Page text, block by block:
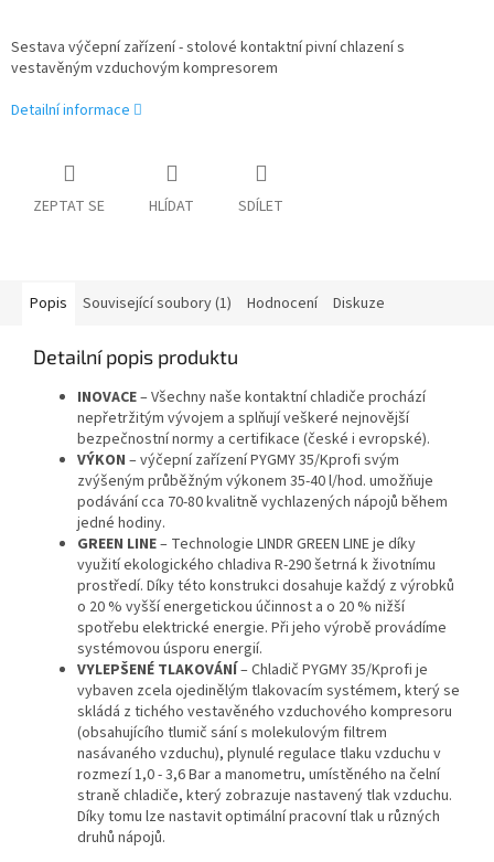
Sestava výčepní zařízení - stolové kontaktní pivní chlazení s
vestavěným vzduchovým kompresorem
Detailní informace
ZEPTAT SE HLÍDAT SDÍLET
Popis Související soubory (1) Hodnocení Diskuze
Detailní popis produktu
INOVACE– Všechny naše kontaktní chladiče prochází
nepřetržitým vývojem a splňují veškeré nejnovější
bezpečnostní normy a certifikace (české i evropské).
VÝKON – výčepní zařízení PYGMY 35/Kprofi svým
zvýšeným průběžným výkonem 35-40 l/hod. umožňuje
podávání cca 70-80 kvalitně vychlazených nápojů během
jedné hodiny.
GREEN LINE– Technologie LINDR GREEN LINE je díky
využití ekologického chladiva R-290 šetrná k životnímu
prostředí. Díky této konstrukci dosahuje každý z výrobků
o 20 % vyšší energetickou účinnost a o 20 % nižší
spotřebu elektrické energie. Při jeho výrobě provádíme
systémovou úsporu energií.
VYLEPŠENÉ TLAKOVÁNÍ– Chladič PYGMY 35/Kprofi je
vybaven zcela ojedinělým tlakovacím systémem, který se
skládá z tichého vestavěného vzduchového kompresoru
(obsahujícího tlumič sání s molekulovým filtrem
nasávaného vzduchu), plynulé regulace tlaku vzduchu v
rozmezí 1,0 - 3,6 Bar a manometru, umístěného na čelní
straně chladiče, který zobrazuje nastavený tlak vzduchu.
Díky tomu lze nastavit optimální pracovní tlak u různých
druhů nápojů.